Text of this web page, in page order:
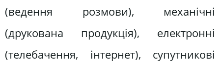
(ведення розмови), механічні
(друкована продукція), електронні
(телебачення, інтернет), супутникові